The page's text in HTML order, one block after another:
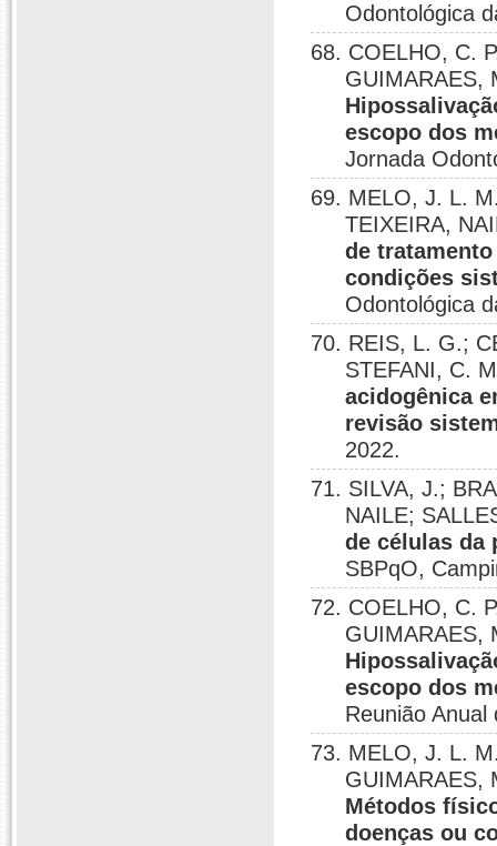
Odontológica
68. COELHO, C.
GUIMARAES,
escopo dos
Jornada
69. MELO, J. L.
TEIXEIRA,
de
condições
Odontológica
70. REIS, L. G.;
STEFANI, C.
acidogênica
revisão
2022.
71. SILVA, J.;
NAILE;
de células da
SBPqO,
72. COELHO, C.
GUIMARAES,
escopo dos
Reunião
73. MELO, J. L.
GUIMARAES,
Métodos
doenças ou